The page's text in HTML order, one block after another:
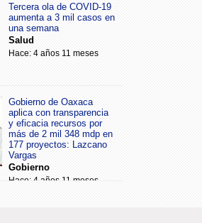
Tercera ola de COVID-19
aumenta a 3 mil casos en
una semana
Salud
Hace: 4 años 11 meses
Gobierno de Oaxaca
aplica con transparencia
y eficacia recursos por
más de 2 mil 348 mdp en
177 proyectos: Lazcano
Vargas
Gobierno
Hace: 4 años 11 meses